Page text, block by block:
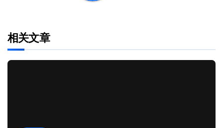
相关文章